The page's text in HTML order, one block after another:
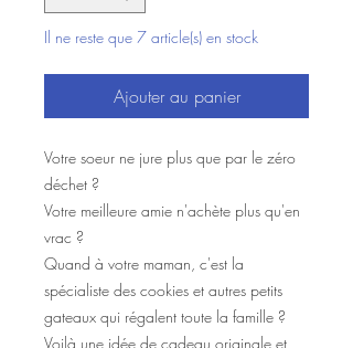
Il ne reste que 7 article(s) en stock
Ajouter au panier
Votre soeur ne jure plus que par le zéro
déchet ?
Votre meilleure amie n'achète plus qu'en
vrac ?
Quand à votre maman, c'est la
spécialiste des cookies et autres petits
gateaux qui régalent toute la famille ?
Voilà une idée de cadeau originale et